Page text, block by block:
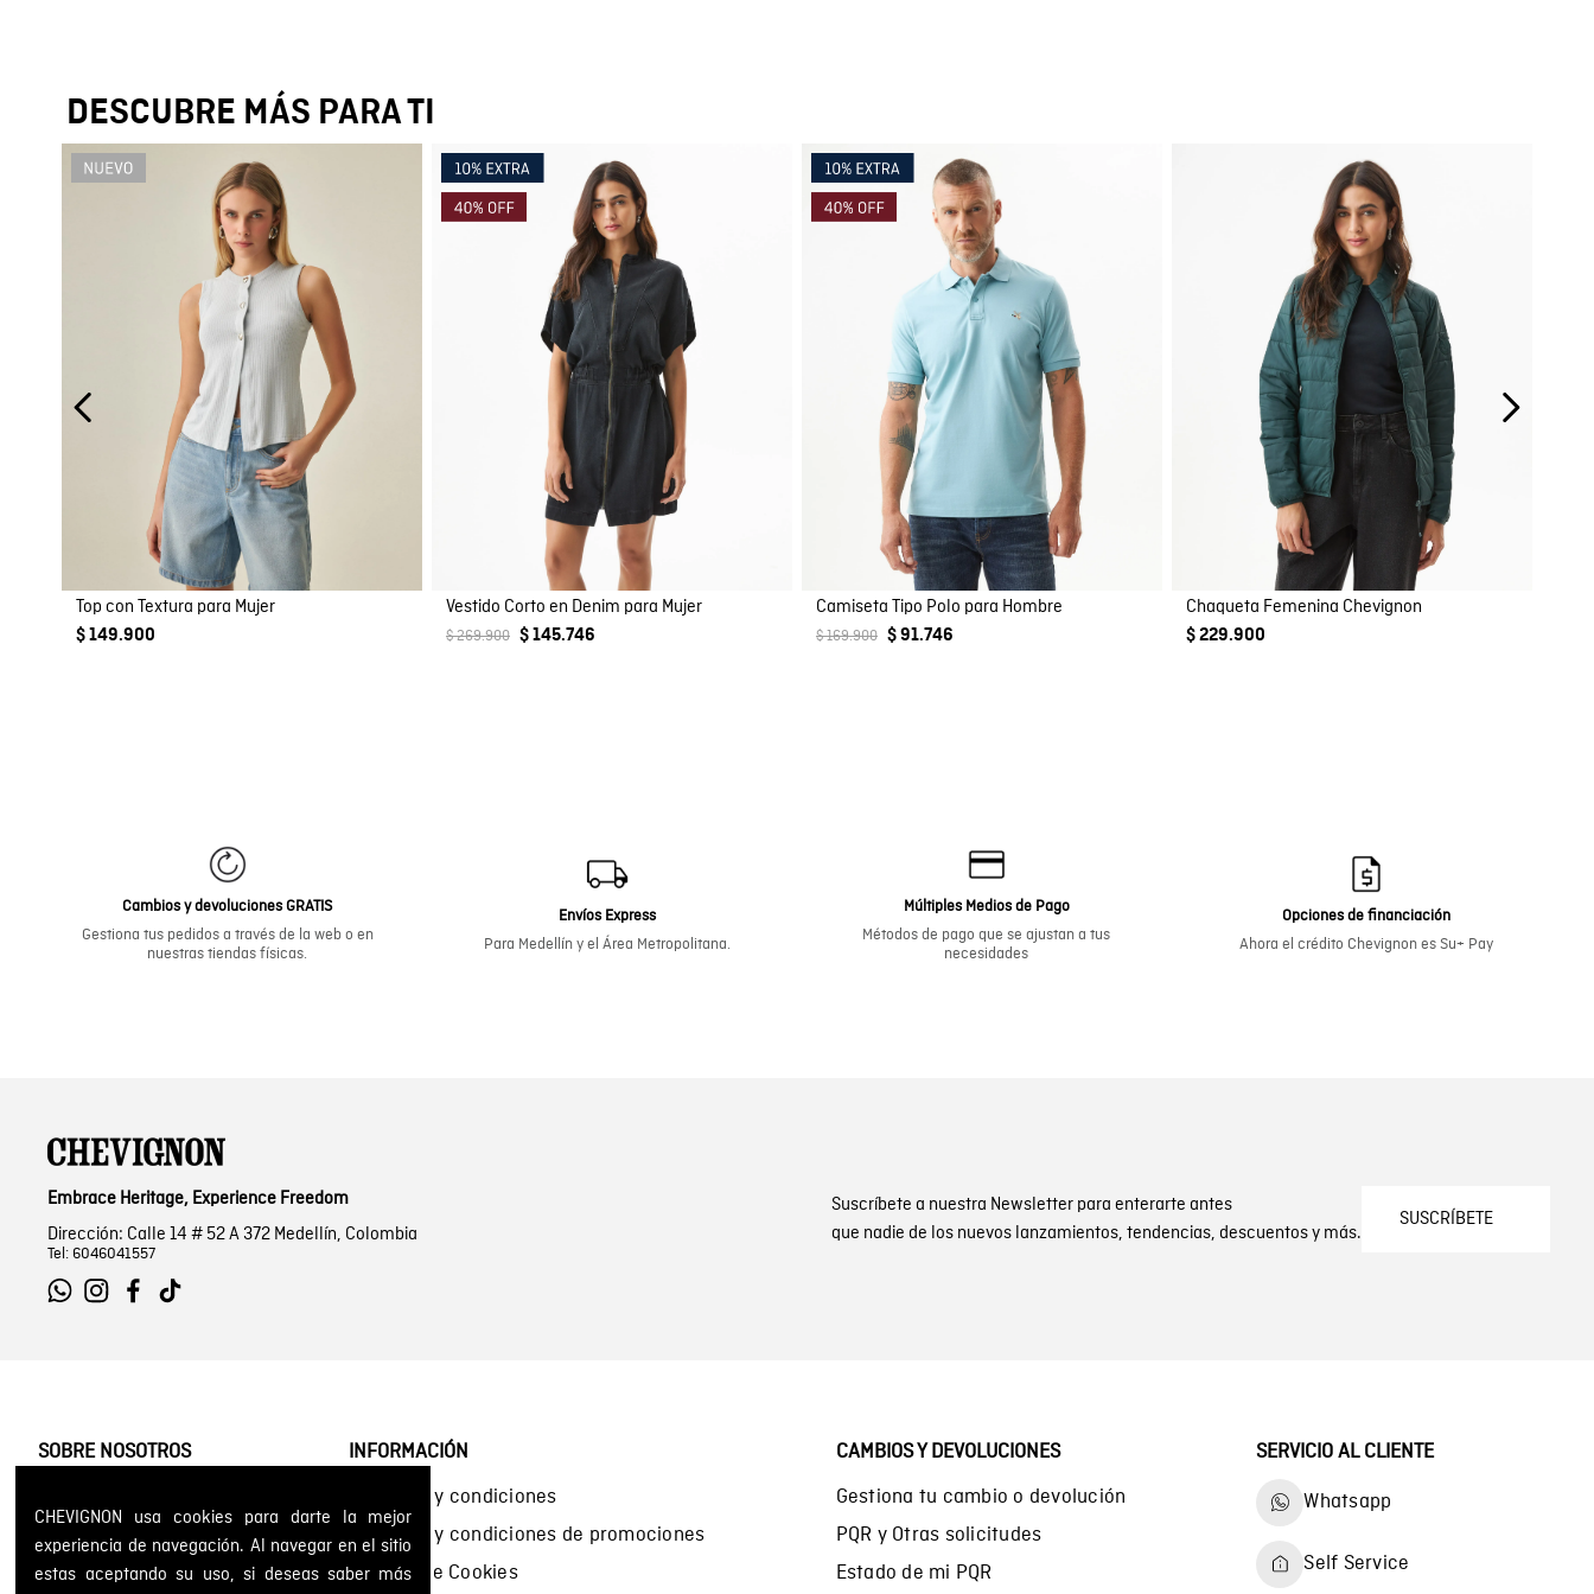
CHEVIGNON usa cookies para darte la mejor
experiencia de navegación. Al navegar en el sitio
estas aceptando su uso, si deseas saber más
DESCUBRE MÁS PARA TI
Top con Textura para Mujer
$ 149.900
Vestido Corto en Denim para Mujer
$ 269.900 $ 145.746
Camiseta Tipo Polo para Hombre
$ 169.900 $ 91.746
Chaqueta Femenina Chevignon
$ 229.900
Cambios y devoluciones GRATIS
Gestiona tus pedidos a través de la web o en
nuestras tiendas físicas.
Envíos Express
Para Medellín y el Área Metropolitana.
Múltiples Medios de Pago
Métodos de pago que se ajustan a tus
necesidades
Opciones de financiación
Ahora el crédito Chevignon es Su+ Pay
Suscríbete a nuestra Newsletter para enterarte antes
que nadie de los nuevos lanzamientos, tendencias, descuentos y más.
SUSCRÍBETE
Embrace Heritage, Experience Freedom
Dirección: Calle 14 # 52 A 372 Medellín, Colombia
Tel: 6046041557
SOBRE NOSOTROS
Historia de la marca
Mapa del sitio
INFORMACIÓN
Términos y condiciones
Términos y condiciones de promociones
Política de Cookies
CAMBIOS Y DEVOLUCIONES
Gestiona tu cambio o devolución
PQR y Otras solicitudes
Estado de mi PQR
SERVICIO AL CLIENTE
Whatsapp
Self Service